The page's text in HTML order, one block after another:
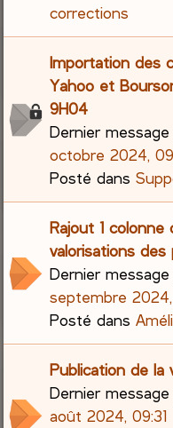
corrections
Importation des
Yahoo et
9H04
Dernier
octobre 2024,
Posté dans
Rajout 1
valorisations
Dernier
septembre 2024,
Posté dans
Publication de la
Dernier
août 2024, 09:31